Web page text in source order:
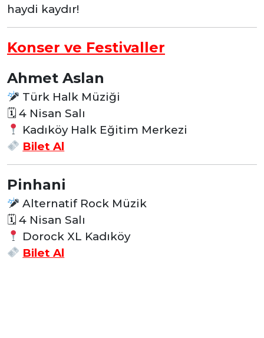
haydi kaydır!
Konser ve Festivaller
Ahmet Aslan
Türk Halk Müziği
🗓 4 Nisan Salı
Kadıköy Halk Eğitim Merkezi
Bilet Al
Pinhani
Alternatif Rock Müzik
🗓 4 Nisan Salı
Dorock XL Kadıköy
Bilet Al